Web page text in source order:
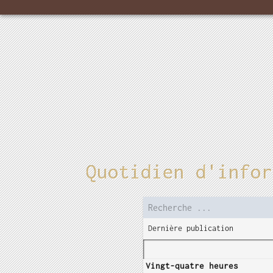
Quotidien
Dernière publication
Vingt-quatre heures